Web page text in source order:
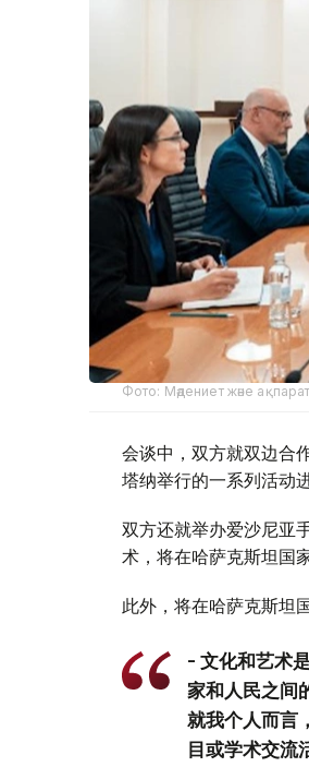
Фото: Мәдениет және
会谈中，双方就双边合
塔纳举行的一系列活动
双方还就举办爱沙尼亚
术，将在哈萨克斯坦国
此外，将在哈萨克斯坦
- 文化和艺术
家和人民之间
就我个人而言
目或学术交流